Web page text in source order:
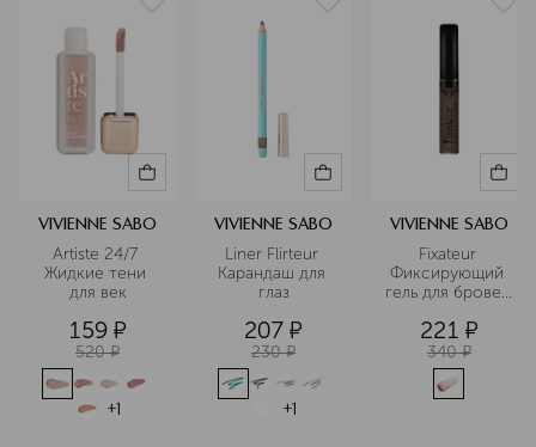
рождаются идеи новых коллекций,
упаковки и разрабатываются
концепции продуктов. Парижский
офис — это не просто рабочее
пространство, а творческая
лаборатория. Команда бренда
внимательно следит за трендами,
чтобы создавать продукты для
макияжа, которые останутся
актуальными надолго.
Подробнее
VIVIENNE SABO
Artiste 24/7
Жидкие тени
для век
159 ¤
520 ¤
+1
VIVIENNE SABO
Liner Flirteur
Карандаш для
глаз
207 ¤
230 ¤
+1
VIVIENNE SABO
Fixateur
Фиксирующий
гель для бровей
221 ¤
340 ¤